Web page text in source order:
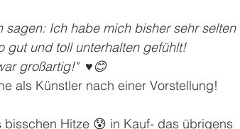
sagen: Ich habe mich bisher sehr selten
gut und toll unterhalten gefühlt!
großartig!"  ♥️😊
als Künstler nach einer Vorstellung!
Hitze 😰 in Kauf- das übrigens